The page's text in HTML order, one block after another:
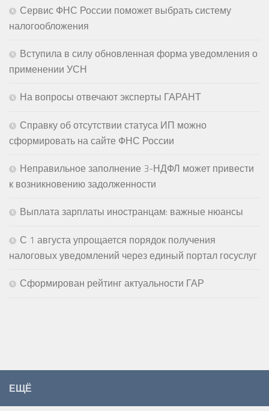
Сервис ФНС России поможет выбрать систему
налогообложения
Вступила в силу обновленная форма уведомления о
применении УСН
На вопросы отвечают эксперты ГАРАНТ
Справку об отсутствии статуса ИП можно
сформировать на сайте ФНС России
Неправильное заполнение 3-НДФЛ может привести
к возникновению задолженности
Выплата зарплаты иностранцам: важные нюансы
С 1 августа упрощается порядок получения
налоговых уведомлений через единый портал госуслуг
Сформирован рейтинг актуальности ГАР
ЕЩЁ